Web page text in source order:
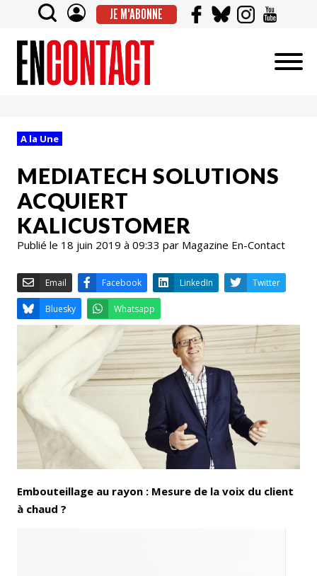
JE M'ABONNE
A la Une
MEDIATECH SOLUTIONS
ACQUIERT
KALICUSTOMER
Publié le 18 juin 2019 à 09:33 par Magazine En-Contact
Facebook LinkedIn
Bluesky Whatsapp
Embouteillage au rayon : Mesure de la voix du client
à chaud ?